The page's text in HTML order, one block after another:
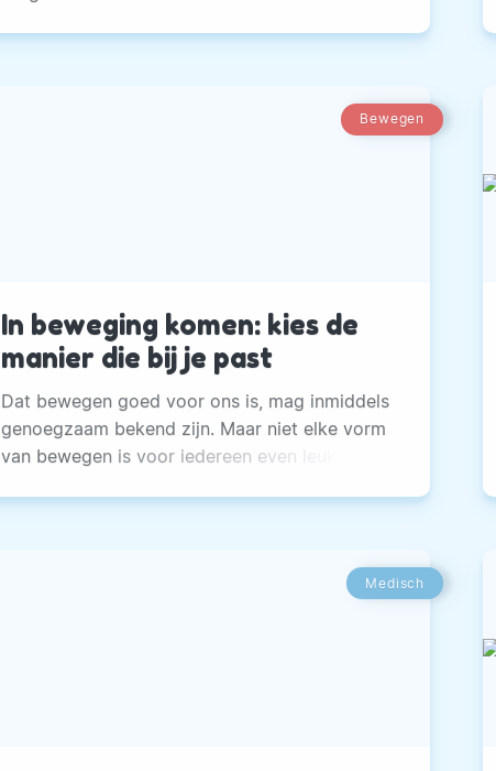
Bewegen
In beweging komen: kies de
manier die bij je past
Dat bewegen goed voor ons is, mag inmiddels
genoegzaam bekend zijn. Maar niet elke vorm
van bewegen is voor iedereen even leuk.
Medisch